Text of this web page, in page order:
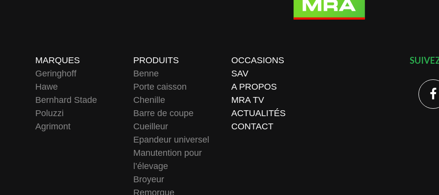
MARQUES
Geringhoff
Hawe
Bernhard Stade
Poluzzi
Agrimont
PRODUITS
Benne
Porte caisson
Chenille
Barre de coupe
Cueilleur
Epandeur universel
Manutention pour
l’élevage
Broyeur
Remorque
OCCASIONS
SAV
A PROPOS
MRA TV
ACTUALITÉS
CONTACT